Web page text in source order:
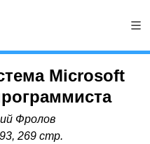
Microsoft
Фролов
269 стр.